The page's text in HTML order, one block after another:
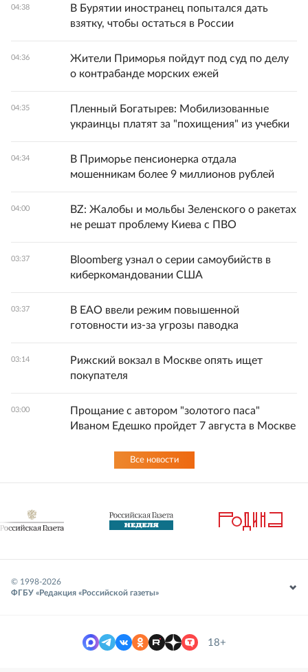
04:38
В Бурятии иностранец попытался дать
взятку, чтобы остаться в России
04:36
Жители Приморья пойдут под суд по делу
о контрабанде морских ежей
04:35
Пленный Богатырев: Мобилизованные
украинцы платят за "похищения" из учебки
04:34
В Приморье пенсионерка отдала
мошенникам более 9 миллионов рублей
04:00
BZ: Жалобы и мольбы Зеленского о ракетах
не решат проблему Киева с ПВО
03:37
Bloomberg узнал о серии самоубийств в
киберкомандовании США
03:37
В ЕАО ввели режим повышенной
готовности из-за угрозы паводка
03:14
Рижский вокзал в Москве опять ищет
покупателя
03:00
Прощание с автором "золотого паса"
Иваном Едешко пройдет 7 августа в Москве
Все новости
© 1998-2026
ФГБУ «Редакция «Российской газеты»
18+